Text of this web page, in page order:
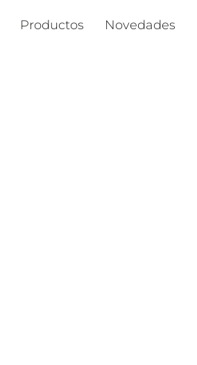
Productos Novedades